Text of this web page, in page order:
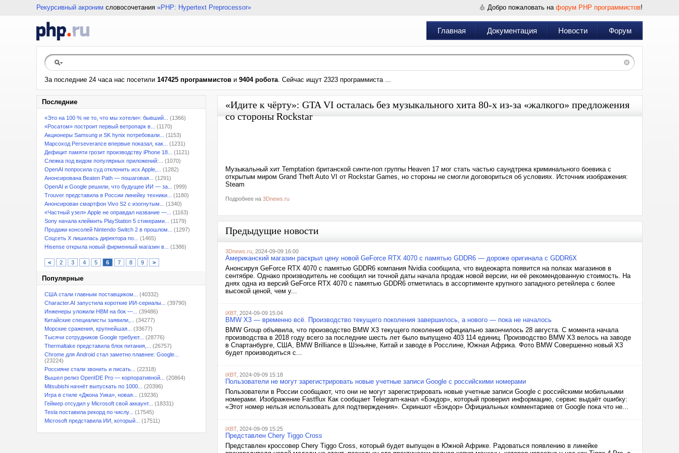
Рекурсивный акроним словосочетания «PHP: Hypertext Preprocessor» Добро пожаловать на форум PHP программистов!
Главная Документация Новости Форум
За последние 24 часа нас посетили 147425 программистов и 9404 робота. Сейчас ищут 2323 программиста ...
Последние
«Это на 100 % не то, что мы хотели»: бывший...
(1366)
«Росатом» построит первый ветропарк в...
(1170)
Акционеры Samsung и SK hynix потребовали...
(1153)
Марсоход Perseverance впервые показал, как...
(1231)
Дефицит памяти грозит производству iPhone 18...
(1121)
Слежка под видом популярных приложений:...
(1070)
OpenAI попросила суд отклонить иск Apple,...
(1282)
Анонсирована Beaten Path — пошаговая...
(1291)
OpenAI и Google решили, что будущее ИИ — за...
(999)
Trouver представила в России линейку техники...
(1180)
Анонсирован смартфон Vivo S2 с изогнутым...
(1340)
«Частный узел» Apple не оправдал название —...
(1163)
Sony начала клеймить PlayStation 5 стикерами...
(1179)
Продажи консолей Nintendo Switch 2 в прошлом...
(1297)
Соцсеть X лишилась директора по...
(1465)
Hisense открыла новый фирменный магазин в...
(1386)
< 2 3 4 5 6 7 8 9 >
Популярные
США стали главным поставщиком...
(40332)
Character.AI запустила короткие ИИ-сериалы...
(39790)
Инженеры уложили HBM на бок —...
(39486)
Китайские специалисты заявили,...
(34277)
Морские сражения, крупнейшая...
(33677)
Тысячи сотрудников Google требуют...
(28776)
Thermaltake представила блок питания,...
(26757)
Chrome для Android стал заметно плавнее: Google...
(23224)
Россияне стали звонить и писать...
(22318)
Вышел релиз OpenIDE Pro — корпоративной...
(20864)
Mitsubishi начнёт выпускать по 1000...
(20396)
Игра в стиле «Джона Уика», новая...
(19236)
Геймер отсудил у Microsoft свой аккаунт...
(18331)
Tesla поставила рекорд по числу...
(17545)
Microsoft представила ИИ, который...
(17511)
«Идите к чёрту»: GTA VI осталась без музыкального хита 80-х из-за «жалкого» предложения
со стороны Rockstar
Музыкальный хит Temptation британской синти-поп группы Heaven 17 мог стать частью саундтрека криминального боевика с
открытым миром Grand Theft Auto VI от Rockstar Games, но стороны не смогли договориться об условиях. Источник изображения:
Steam
Подробнее на 3Dnews.ru
Предыдущие новости
3Dnews.ru , 2024-09-09 16:00
Американский магазин раскрыл цену новой GeForce RTX 4070 с памятью GDDR6 — дороже оригинала с GDDR6X
Анонсируя GeForce RTX 4070 с памятью GDDR6 компания Nvidia сообщила, что видеокарта появится на полках магазинов в
сентябре. Однако производитель не сообщил ни точной даты начала продаж новой версии, ни её рекомендованную стоимость. На
днях одна из версий GeForce RTX 4070 с памятью GDDR6 отметилась в ассортименте крупного западного ретейлера с более
высокой ценой, чем у...
iXBT, 2024-09-09 15:04
BMW X3 — временно всё. Производство текущего поколения завершилось, а нового — пока не началось
BMW Group объявила, что производство BMW X3 текущего поколения официально закончилось 28 августа. С момента начала
производства в 2018 году всего за последние шесть лет было выпущено 403 114 единиц. Производство BMW X3 велось на заводе
в Спартанбурге, США, BMW Brilliance в Шэньяне, Китай и заводе в Росслине, Южная Африка. Фото BMW Совершенно новый X3
будет производиться с...
iXBT, 2024-09-09 15:18
Пользователи не могут зарегистрировать новые учетные записи Google с российскими номерами
Пользователи в России сообщают, что они не могут зарегистрировать новые учетные записи Google с российскими мобильными
номерами. Изображение Fastflux Как сообщает Telegram-канал «Бэкдор», который проверил информацию, сервис выдаёт ошибку:
«Этот номер нельзя использовать для подтверждения». Скриншот «Бэкдор» Официальных комментариев от Google пока что не...
iXBT, 2024-09-09 15:25
Представлен Chery Tiggo Cross
Представлен кроссовер Chery Tiggo Cross, который будет выпущен в Южной Африке. Радоваться появлению в линейке